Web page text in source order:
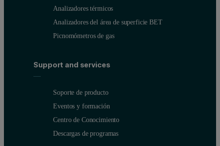
Analizadores térmicos
Analizadores del área de superficie BET
Picnomómetros de gas
Support and services
Soporte de producto
Eventos y formación
Centro de Conocimiento
Descargas de programas